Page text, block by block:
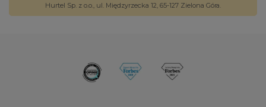
Hurtel Sp. z o.o., ul. Międzyrzecka 12, 65-127 Zielona Góra.